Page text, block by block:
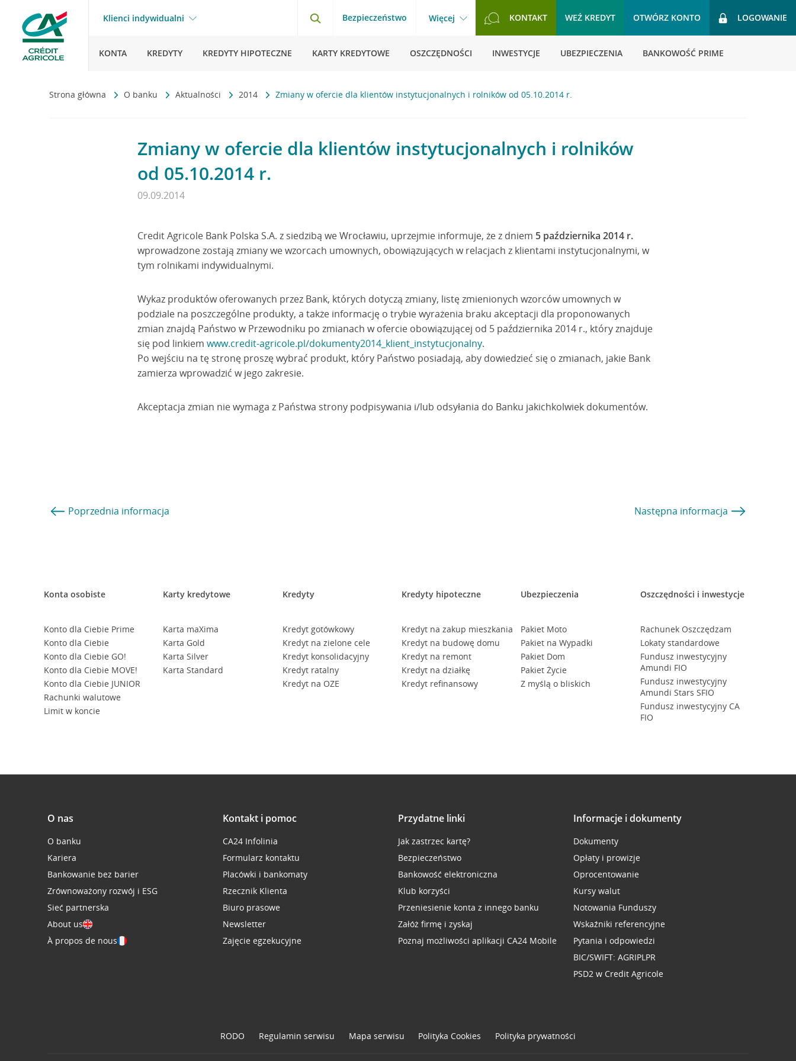
Klienci indywidualni Bezpieczeństwo Więcej KONTAKT WEŹ KREDYT OTWÓRZ KONTO LOGOWANIE
KONTA KREDYTY KREDYTY HIPOTECZNE KARTY KREDYTOWE OSZCZĘDNOŚCI INWESTYCJE UBEZPIECZENIA BANKOWOŚĆ PRIME
Strona główna O banku Aktualności 2014 Zmiany w ofercie dla klientów instytucjonalnych i rolników od 05.10.2014 r.
Zmiany w ofercie dla klientów instytucjonalnych i rolników
od 05.10.2014 r.
09.09.2014
Credit Agricole Bank Polska S.A. z siedzibą we Wrocławiu, uprzejmie informuje, że z dniem 5 października 2014 r.
wprowadzone zostają zmiany we wzorcach umownych, obowiązujących w relacjach z klientami instytucjonalnymi, w
tym rolnikami indywidualnymi.
Wykaz produktów oferowanych przez Bank, których dotyczą zmiany, listę zmienionych wzorców umownych w
podziale na poszczególne produkty, a także informację o trybie wyrażenia braku akceptacji dla proponowanych
zmian znajdą Państwo w Przewodniku po zmianach w ofercie obowiązującej od 5 października 2014 r., który znajduje
się pod linkiem www.credit-agricole.pl/dokumenty2014_klient_instytucjonalny.
Po wejściu na tę stronę proszę wybrać produkt, który Państwo posiadają, aby dowiedzieć się o zmianach, jakie Bank
zamierza wprowadzić w jego zakresie.
Akceptacja zmian nie wymaga z Państwa strony podpisywania i/lub odsyłania do Banku jakichkolwiek dokumentów.
Poprzednia informacja Następna informacja
Konta osobiste
Konto dla Ciebie Prime
Konto dla Ciebie
Konto dla Ciebie GO!
Konto dla Ciebie MOVE!
Konto dla Ciebie JUNIOR
Rachunki walutowe
Limit w koncie
Karty kredytowe
Karta maXima
Karta Gold
Karta Silver
Karta Standard
Kredyty
Kredyt gotówkowy
Kredyt na zielone cele
Kredyt konsolidacyjny
Kredyt ratalny
Kredyt na OZE
Kredyty hipoteczne
Kredyt na zakup mieszkania
Kredyt na budowę domu
Kredyt na remont
Kredyt na działkę
Kredyt refinansowy
Ubezpieczenia
Pakiet Moto
Pakiet na Wypadki
Pakiet Dom
Pakiet Życie
Z myślą o bliskich
Oszczędności i inwestycje
Rachunek Oszczędzam
Lokaty standardowe
Fundusz inwestycyjny
Amundi FIO
Fundusz inwestycyjny
Amundi Stars SFIO
Fundusz inwestycyjny CA
FIO
O nas
O banku
Kariera
Bankowanie bez barier
Zrównoważony rozwój i ESG
Sieć partnerska
About us
À propos de nous
Kontakt i pomoc
CA24 Infolinia
Formularz kontaktu
Placówki i bankomaty
Rzecznik Klienta
Biuro prasowe
Newsletter
Zajęcie egzekucyjne
Przydatne linki
Jak zastrzec kartę?
Bezpieczeństwo
Bankowość elektroniczna
Klub korzyści
Przeniesienie konta z innego banku
Załóż firmę i zyskaj
Poznaj możliwości aplikacji CA24 Mobile
Informacje i dokumenty
Dokumenty
Opłaty i prowizje
Oprocentowanie
Kursy walut
Notowania Funduszy
Wskaźniki referencyjne
Pytania i odpowiedzi
BIC/SWIFT: AGRIPLPR
PSD2 w Credit Agricole
RODO Regulamin serwisu Mapa serwisu Polityka Cookies Polityka prywatności